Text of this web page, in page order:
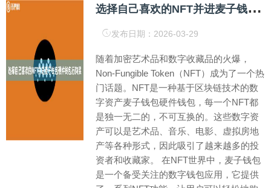
选
择自己喜欢的NFT并进麦子钱包硬件钱包行购买
发布日期：2026-03-29
随着加密艺术品和数字收藏品的火爆，
Non-Fungible Token（NFT）成为了一个热
门话题。NFT是一种基于区块链技术的数
字资产麦子钱包硬件钱包，每一个NFT都
是独一无二的，不可互换的。这些数字资
产可以是艺术品、音乐、电影、虚拟房地
产等各种形式，因此吸引了越来越多的投
资者和收藏家。 在NFT世界中，麦子钱包
是一个备受关注的数字钱包应用，它提供